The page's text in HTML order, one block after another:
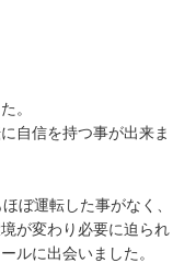
。
自信を持つ事が出来ま
ぼ運転した事がなく、
が変わり必要に迫られ
ルに出会いました。